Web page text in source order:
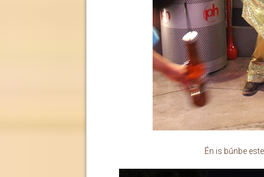
Én is bűnbe